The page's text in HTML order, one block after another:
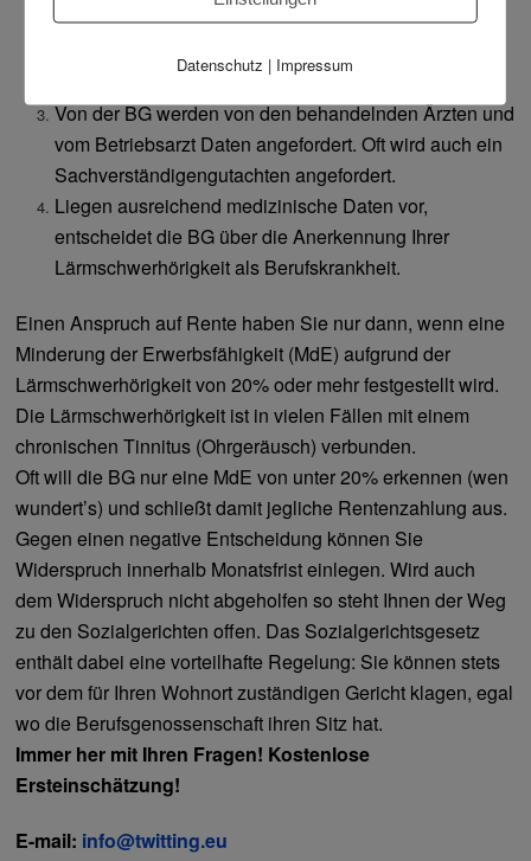
Lärmbelastung(durchwelche Maschinen? Welcher
Lärmschutz getragen?) wird genau ermittelt.
Von der BG werden von den behandelnden Ärzten und
vom Betriebsarzt Daten angefordert. Oft wird auch ein
Sachverständigengutachten angefordert.
Liegen ausreichend medizinische Daten vor,
entscheidet die BG über die Anerkennung Ihrer
Lärmschwerhörigkeit als Berufskrankheit.
Einen Anspruch auf Rente haben Sie nur dann, wenn eine
Minderung der Erwerbsfähigkeit (MdE) aufgrund der
Lärmschwerhörigkeit von 20% oder mehr festgestellt wird.
Die Lärmschwerhörigkeit ist in vielen Fällen mit einem
chronischen Tinnitus (Ohrgeräusch) verbunden.
Oft will die BG nur eine MdE von unter 20% erkennen (wen
wundert’s) und schließt damit jegliche Rentenzahlung aus.
Gegen einen negative Entscheidung können Sie
Widerspruch innerhalb Monatsfrist einlegen. Wird auch
dem Widerspruch nicht abgeholfen so steht Ihnen der Weg
zu den Sozialgerichten offen. Das Sozialgerichtsgesetz
enthält dabei eine vorteilhafte Regelung: Sie können stets
vor dem für Ihren Wohnort zuständigen Gericht klagen, egal
wo die Berufsgenossenschaft ihren Sitz hat.
Immer her mit Ihren Fragen! Kostenlose
Ersteinschätzung!
E-mail: info@twitting.eu
Datenschutz | Impressum